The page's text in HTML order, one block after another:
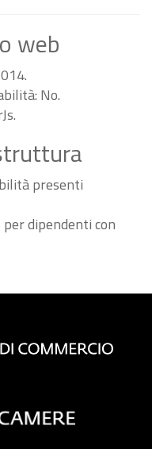
web
No.
presenti
dipendenti con